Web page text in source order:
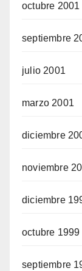
octubre 2001
septiembre
julio 2001
marzo 2001
diciembre
noviembre
diciembre
octubre 1999
septiembre